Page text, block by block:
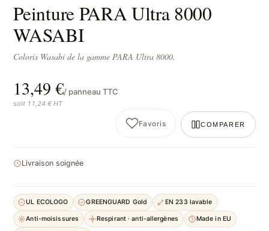
Peinture PARA Ultra 8000
WASABI
Coloris Wasabi de la gamme PARA Ultra 8000.
13,49 €/ panneau TTC
soit 11,24 € HT
Favoris COMPARER
Livraison soignée
UL ECOLOGO GREENGUARD Gold EN 233 lavable
Anti-moisissures Respirant · anti-allergènes Made in EU